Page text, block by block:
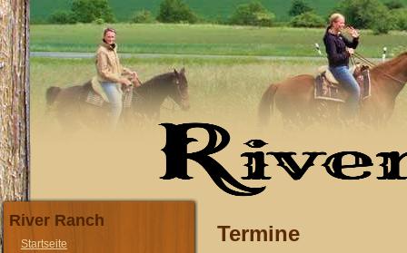
River Ranch
Startseite
Termine